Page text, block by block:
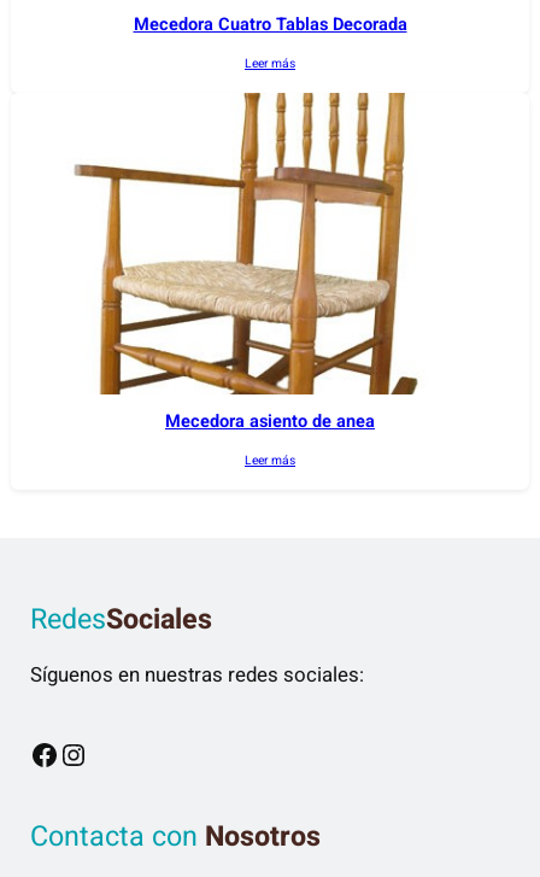
Mecedora Cuatro Tablas Decorada
Leer más
Mecedora asiento de anea
Leer más
RedesSociales
Síguenos en nuestras redes sociales:
Facebook Instagram
Contacta con Nosotros